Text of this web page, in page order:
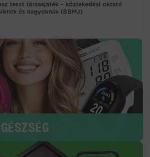
teszt társasjáték – közlekedési oktató
és nagyoknak (BBMJ)